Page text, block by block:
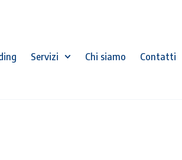
Servizi Chi siamo Contatti